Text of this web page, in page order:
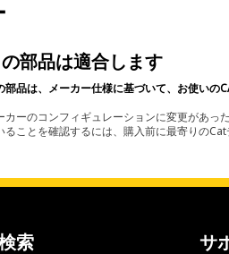
部品は適合します
部品は、メーカー仕様に基づいて、お使いの
カーのコンフィギュレーションに変更があっ
ることを確認するには、購入前に最寄りの
索 サ